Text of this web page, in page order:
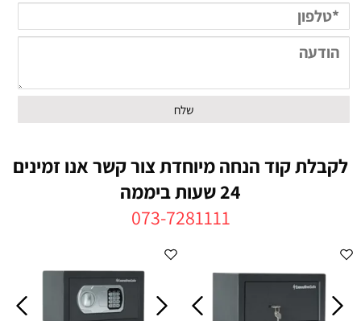
לקבלת קוד הנחה מיוחדת צור קשר אנו זמינים
24 שעות ביממה
073-7281111